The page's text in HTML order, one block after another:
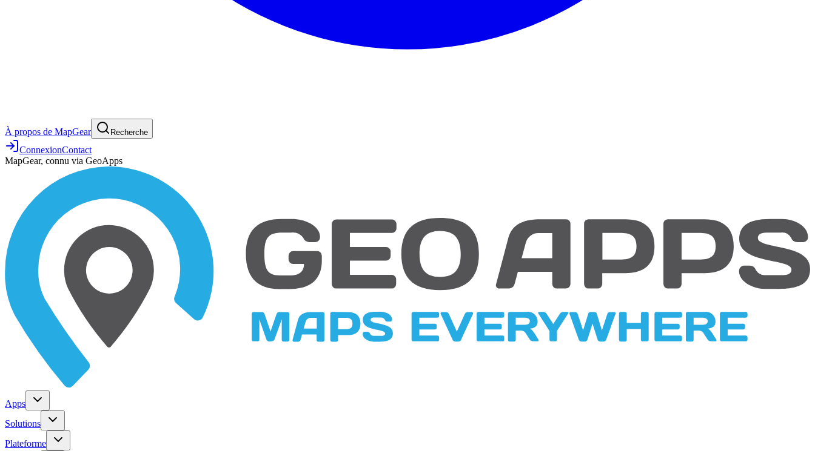
À propos de MapGear Recherche
ConnexionContact
MapGear, connu via GeoApps
Apps
Solutions
Plateforme